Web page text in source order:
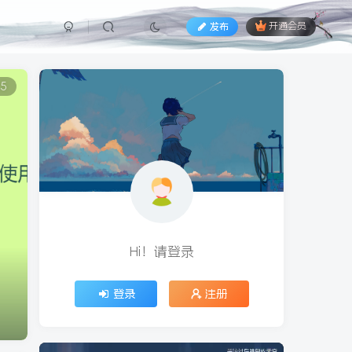
发布 开通会员
5
Hi！请登录
登录 注册